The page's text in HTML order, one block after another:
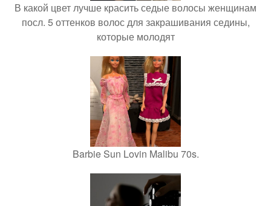
В какой цвет лучше красить седые волосы женщинам
посл. 5 оттенков волос для закрашивания седины,
которые молодят
Barbie Sun Lovin Malibu 70s.